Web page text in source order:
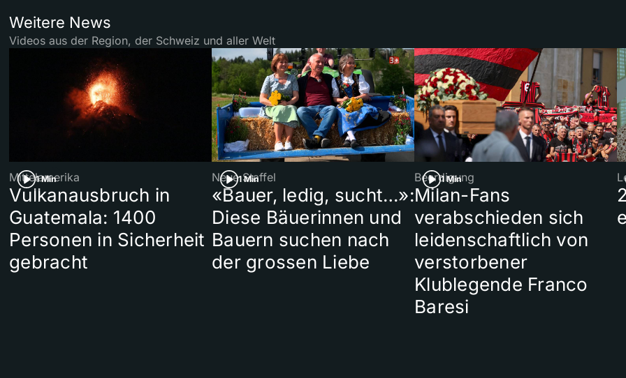
Weitere News
Videos aus der Region, der Schweiz und aller Welt
1 Min
Mittelamerika
Vulkanausbruch in
Guatemala: 1400
Personen in Sicherheit
gebracht
1 Min
Neue Staffel
«Bauer, ledig, sucht…»:
Diese Bäuerinnen und
Bauern suchen nach
der grossen Liebe
1 Min
Beerdigung
Milan-Fans
verabschieden sich
leidenschaftlich von
verstorbener
Klublegende Franco
Baresi